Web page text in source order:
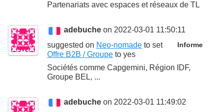
Partenariats avec espaces et réseaux de TL
adebuche on 2022-03-01 11:50:11
Informe
suggested on Neo-nomade to set
Offre B2B / Groupe to yes
Sociétés comme Capgemini, Région IDF,
Groupe BEL, ...
adebuche on 2022-03-01 11:49:02